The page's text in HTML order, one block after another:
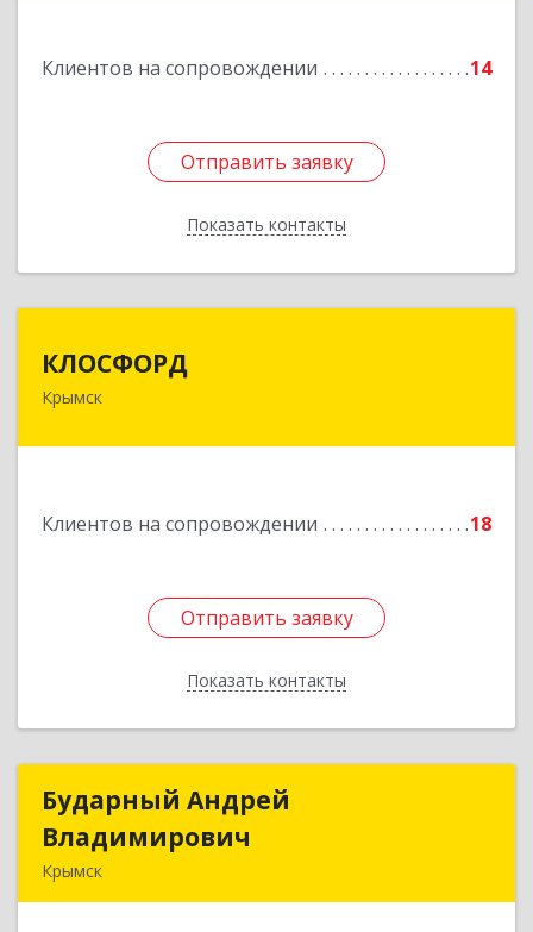
Клиентов на сопровождении 14
Отправить заявку
Показать контакты
Отправить заявку
Назад
КЛОСФОРД
Крымск
Клиентов на сопровождении 18
Отправить заявку
Показать контакты
353380, Краснодарский край, Крымский р-н,
Отправить заявку
Назад
Бударный Андрей
Владимирович
Крымск
Бударный Андрей